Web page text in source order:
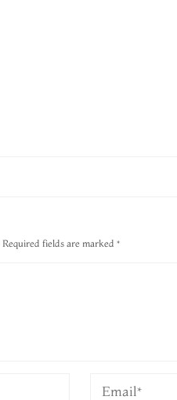
Required fields are marked *